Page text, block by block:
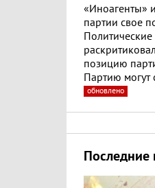
«Иноагенты»
партии свое
позицию
Партию могут
обновлено
Последние